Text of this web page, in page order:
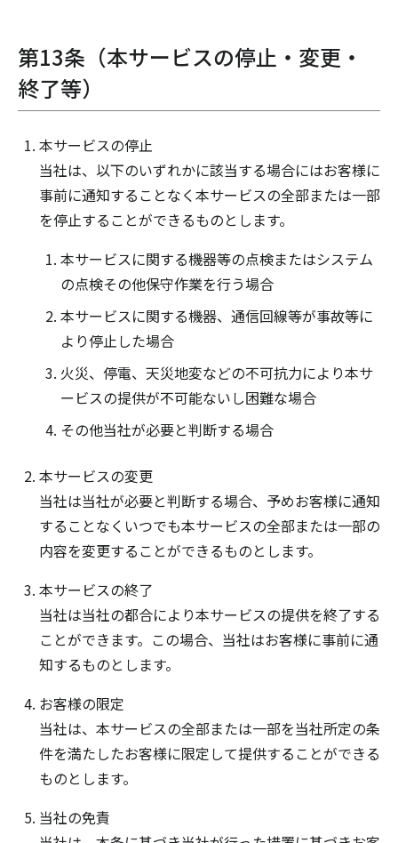
第13条（本サービスの停止・変更・
終了等）
本サービスの停止
当社は、以下のいずれかに該当する場合にはお客様に
事前に通知することなく本サービスの全部または一部
を停止することができるものとします。
本サービスに関する機器等の点検またはシステム
の点検その他保守作業を行う場合
本サービスに関する機器、通信回線等が事故等に
より停止した場合
火災、停電、天災地変などの不可抗力により本サ
ービスの提供が不可能ないし困難な場合
その他当社が必要と判断する場合
本サービスの変更
当社は当社が必要と判断する場合、予めお客様に通知
することなくいつでも本サービスの全部または一部の
内容を変更することができるものとします。
本サービスの終了
当社は当社の都合により本サービスの提供を終了する
ことができます。この場合、当社はお客様に事前に通
知するものとします。
お客様の限定
当社は、本サービスの全部または一部を当社所定の条
件を満たしたお客様に限定して提供することができる
ものとします。
当社の免責